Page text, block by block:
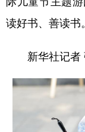
读好书、善读书。
新华社记者